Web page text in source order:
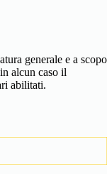
generale e a scopo
alcun caso il
abilitati.